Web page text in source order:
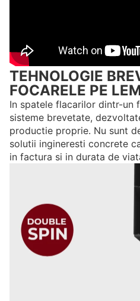
TEHNOLOGIE
FOCARELE PE
In spatele flacarilor dintr-un
sisteme brevetate,
productie proprie. Nu sunt
solutii ingineresti concrete
in factura si in durata de